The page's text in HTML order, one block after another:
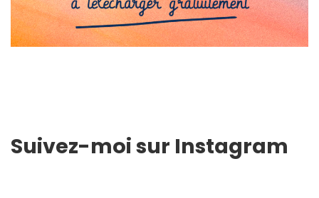
Suivez-moi sur Instagram